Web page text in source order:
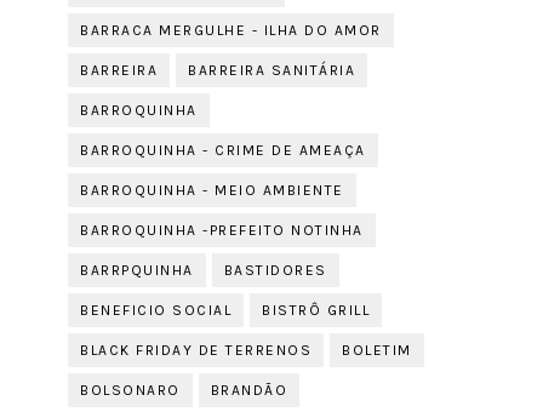
BARRACA MERGULHE - ILHA DO AMOR
BARREIRA BARREIRA SANITÁRIA
BARROQUINHA
BARROQUINHA - CRIME DE AMEAÇA
BARROQUINHA - MEIO AMBIENTE
BARROQUINHA -PREFEITO NOTINHA
BARRPQUINHA BASTIDORES
BENEFICIO SOCIAL BISTRÔ GRILL
BLACK FRIDAY DE TERRENOS BOLETIM
BOLSONARO BRANDÃO